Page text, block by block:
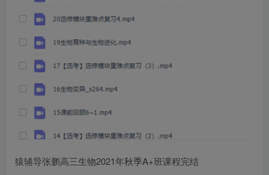
猿辅导张鹏高三生物2021年秋季A+班课程完结